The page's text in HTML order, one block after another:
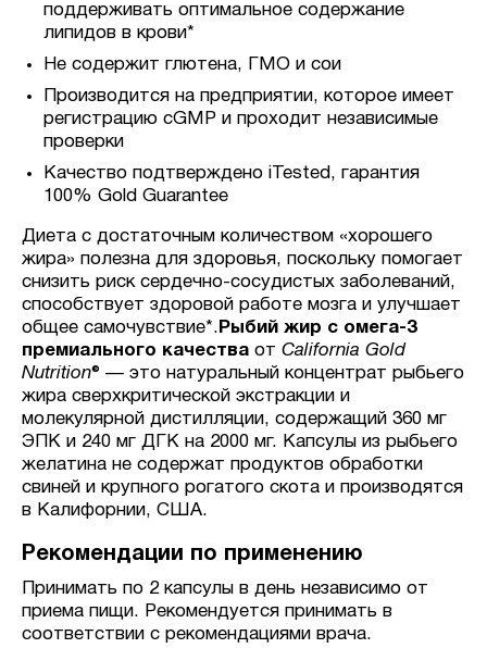
поддерживать оптимальное содержание
липидов в крови*
Не содержит глютена, ГМО и сои
Производится на предприятии, которое имеет
регистрацию cGMP и проходит независимые
проверки
Качество подтверждено iTested, гарантия
100% Gold Guarantee
Диета с достаточным количеством «хорошего
жира» полезна для здоровья, поскольку помогает
снизить риск сердечно-сосудистых заболеваний,
способствует здоровой работе мозга и улучшает
общее самочувствие*. Рыбий жир с омега-3
премиального качества от California Gold
Nutrition® — это натуральный концентрат рыбьего
жира сверхкритической экстракции и
молекулярной дистилляции, содержащий 360 мг
ЭПК и 240 мг ДГК на 2000 мг. Капсулы из рыбьего
желатина не содержат продуктов обработки
свиней и крупного рогатого скота и производятся
в Калифорнии, США.
Рекомендации по применению
Принимать по 2 капсулы в день независимо от
приема пищи. Рекомендуется принимать в
соответствии с рекомендациями врача.